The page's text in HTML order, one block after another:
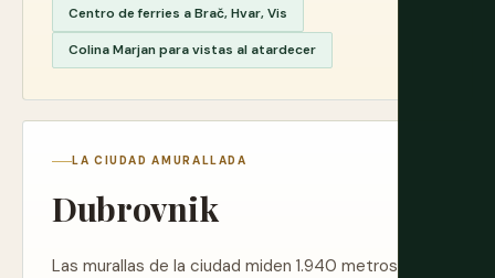
Centro de ferries a Brač, Hvar, Vis
Colina Marjan para vistas al atardecer
LA CIUDAD AMURALLADA
Dubrovnik
Las murallas de la ciudad miden 1.940 metros